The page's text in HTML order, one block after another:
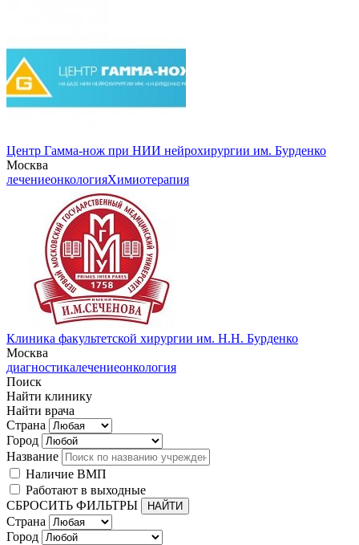
Центр Гамма-нож при НИИ нейрохирургии им. Бурденко
Москва
лечениеонкологияХимиотерапия
Клиника факультетской хирургии им. Н.Н. Бурденко
Москва
диагностикалечениеонкология
Поиск
Найти клинику
Найти врача
Страна
Город
Название
Наличие ВМП
Работают в выходные
СБРОСИТЬ ФИЛЬТРЫ
Страна
Город